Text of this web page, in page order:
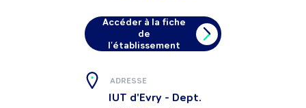
Accéder à la fiche
de
l'établissement
ADRESSE
IUT d'Evry - Dept.